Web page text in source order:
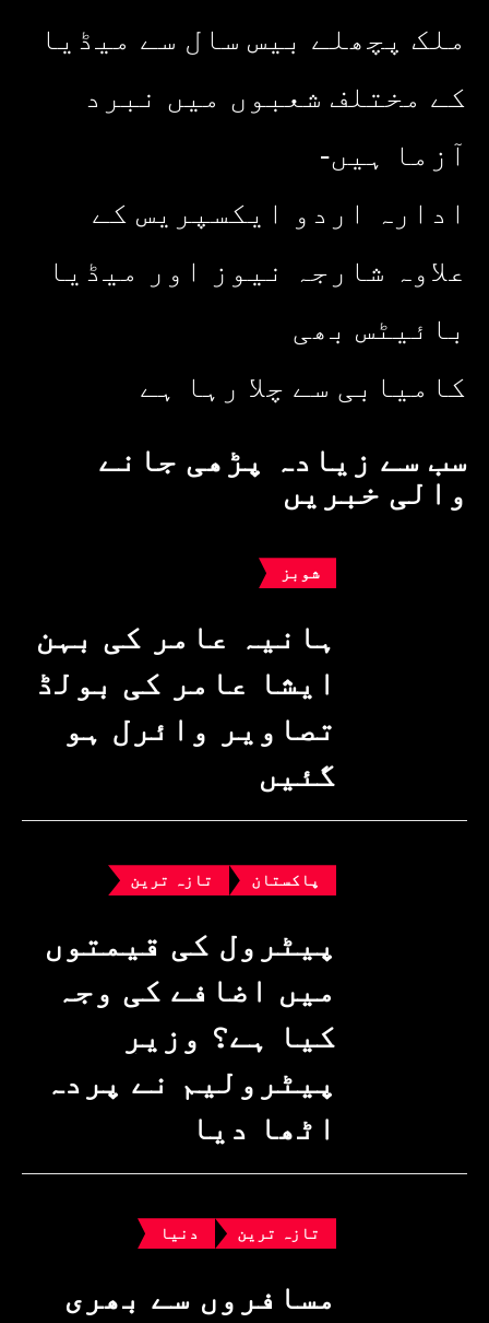
ملک پچھلے بیس سال سے میڈیا
کے مختلف شعبوں میں نبرد
آزما ہیں-
ادارہ اردو ایکسپریس کے
علاوہ شارجہ نیوز اور میڈیا
بائیٹس بھی
کامیابی سے چلا رہا ہے
سب سے زیادہ پڑھی جانے
والی خبریں
شوبز
ہانیہ عامر کی بہن
ایشا عامر کی بولڈ
تصاویر وائرل ہو
گئیں
پاکستان تازہ ترین
پیٹرول کی قیمتوں
میں اضافے کی وجہ
کیا ہے؟ وزیرِ
پیٹرولیم نے پردہ
اٹھا دیا
تازہ ترین دنیا
مسافروں سے بھری